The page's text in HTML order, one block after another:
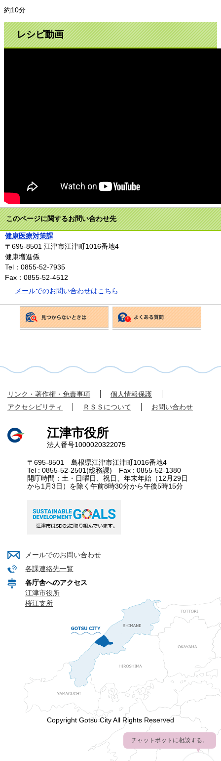
約10分
レシピ動画
このページに関するお問い合わせ先
健康医療対策課
〒695-8501 江津市江津町1016番地4
健康増進係
Tel：0855-52-7935
Fax：0855-52-4512
メールでのお問い合わせはこちら
リンク・著作権・免責事項
個人情報保護
アクセシビリティ
ＲＳＳについて お問い合わせ
江津市役所
法人番号1000020322075
〒695-8501 島根県江津市江津町1016番地4
Tel : 0855-52-2501(総務課) Fax : 0855-52-1380
開庁時間：土・日曜日、祝日、年末年始（12月29日
から1月3日）を除く午前8時30分から午後5時15分
メールでのお問い合わせ
各課連絡先一覧
各庁舎へのアクセス
江津市役所
桜江支所
Copyright Gotsu City All Rights Reserved
チャットボットに相談する。